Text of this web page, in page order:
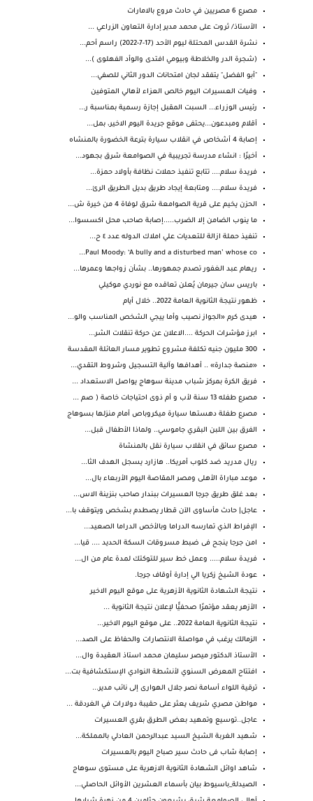
مصرع 6 مصريين في حادث مروع بالامارات
الأستاذ/ ثروت على محمد مدير إدارة التعاون الزراعي ...
نشرة القدس المحتلة ليوم الأحد (17-7-2022) راسم أحم...
(شجرة الدر والخلاطة وبيومي افتدى والوأد الفهلوى )...
"أبو الفضل" يتفقد لجان امتحانات الدور الثاني للصفي...
وفيات العسيرات اليوم خالص العزاء لأهالي المتوفين
رئيس الوزراء... السبت المقبل إجازة رسمية بمناسبة ر...
أقلام ومبدعون...يحتفى موقع جريدة اليوم الاخير، بمل...
إصابة 4 أشخاص في انقلاب سيارة بترعة الخضورة بالمنشاه
أخيرًا : انشاء مدرسة تجريبية في الصوامعة شرق بجهود...
فريدة سلام.... تتابع تنفيذ حملات نظافة بأولاد حمزة...
فريدة سلام.... ومتابعة إيجاد طريق بديل الطريق الرئ...
الحزن يخيم على قرية الصوامعة شرق لوفاة 4 من خيرة ش...
ما ينوب الضامن إلا الضرب.....إصابة صاحب محل اكسسوا...
تنفيذ حملة ازالة للتعديات علي املاك الدوله عدد ٤ ح...
Paul Moody: ‘A bully and a disturbed man’ whose co...
ريهام عبد الغفور تصدم جمهورها.. بشأن زواجها وعمرها...
باريس سان جيرمان يُعلن تعاقده مع نوردي موكيلي
ظهور نتيجة الثانوية العامة 2022.. خلال أيام
هيدى كرم «الجواز نصيب وأما ييجي الشخص المناسب والو...
ابرز مؤشرات الحركة ....الاعلان عن حركة تنقلات الشر...
300 مليون جنيه تكلفة مشروع تطوير مسار العائلة المقدسة
«منصة جدارة» .. أهدافها وآلية التسجيل وشروط التقدي...
فريق الكرة بمركز شباب مدينة سوهاج يواصل الاستعداد ...
مصرع طفله 13 سنة لأب و أم ذوى احتياجات خاصة ( صم ...
مصرع طفلة دهستها سيارة ميكروباص أمام منزلها بسوهاج
الفرق بين اللبن البقري جاموسي.. ولماذا الأطفال قبل...
مصرع سائق في انقلاب سيارة نقل بالمنشاة
ريال مدريد ضد كلوب أمريكا.. هازارد يسجل الهدف الثا...
موعد مباراة الأهلى ومصر المقاصة اليوم الأربعاء بال...
بعد غلق طريق جرجا العسيرات ببندار صاحب بنزينة الاس...
عاجل| حادث مأساوى الآن قطار يصطدم بشخص ويتوقف با...
الإفراط الذي تمارسه الدراما وبالأخص الدراما الصعيد...
امن جرجا ينجح فى ضبط مسروقات السكة الحديد .... قيا...
فريدة سلام..... وعمل خط سير للتوكتك لمدة عام من ال...
عودة الشيخ زكريا الي إدارة أوقاف جرجا.
نتيجة الشهادة الثانوية الأزهرية على موقع اليوم الاخير
الأزهر يعقد مؤتمرًا صحفيًّا لإعلان نتيجة الثانوية ...
نتيجة الثانوية العامة 2022.. على موقع اليوم الاخير...
الزمالك يرغب في مواصلة الانتصارات والحفاظ على الصد...
الأستاذ الدكتور ميصر سليمان محمد استاذ العقيدة وال...
افتتاح المعرض السنوي لأنشطة النوادي الإستكشافية بت...
ترقية اللواء أسامة نصر جلال الهوارى إلى نائب مدير...
مواطن مصري شريف يعثر على حقيبة دولارات في الغردقة ...
عاجل..توسيع وتمهيد بعض الطرق بقري العسيرات
شهيد الغربة الشيخ السيد عبدالرحمن العادلي بالمملكة...
إصابة شاب فى حادث سير صباح اليوم بالعسيرات
شاهد اوائل الشهادة الثانوية الازهرية على مستوى سوهاج
الصيدلة_باسيوط بيان بأسماء العشرين الأوائل الحاصلي...